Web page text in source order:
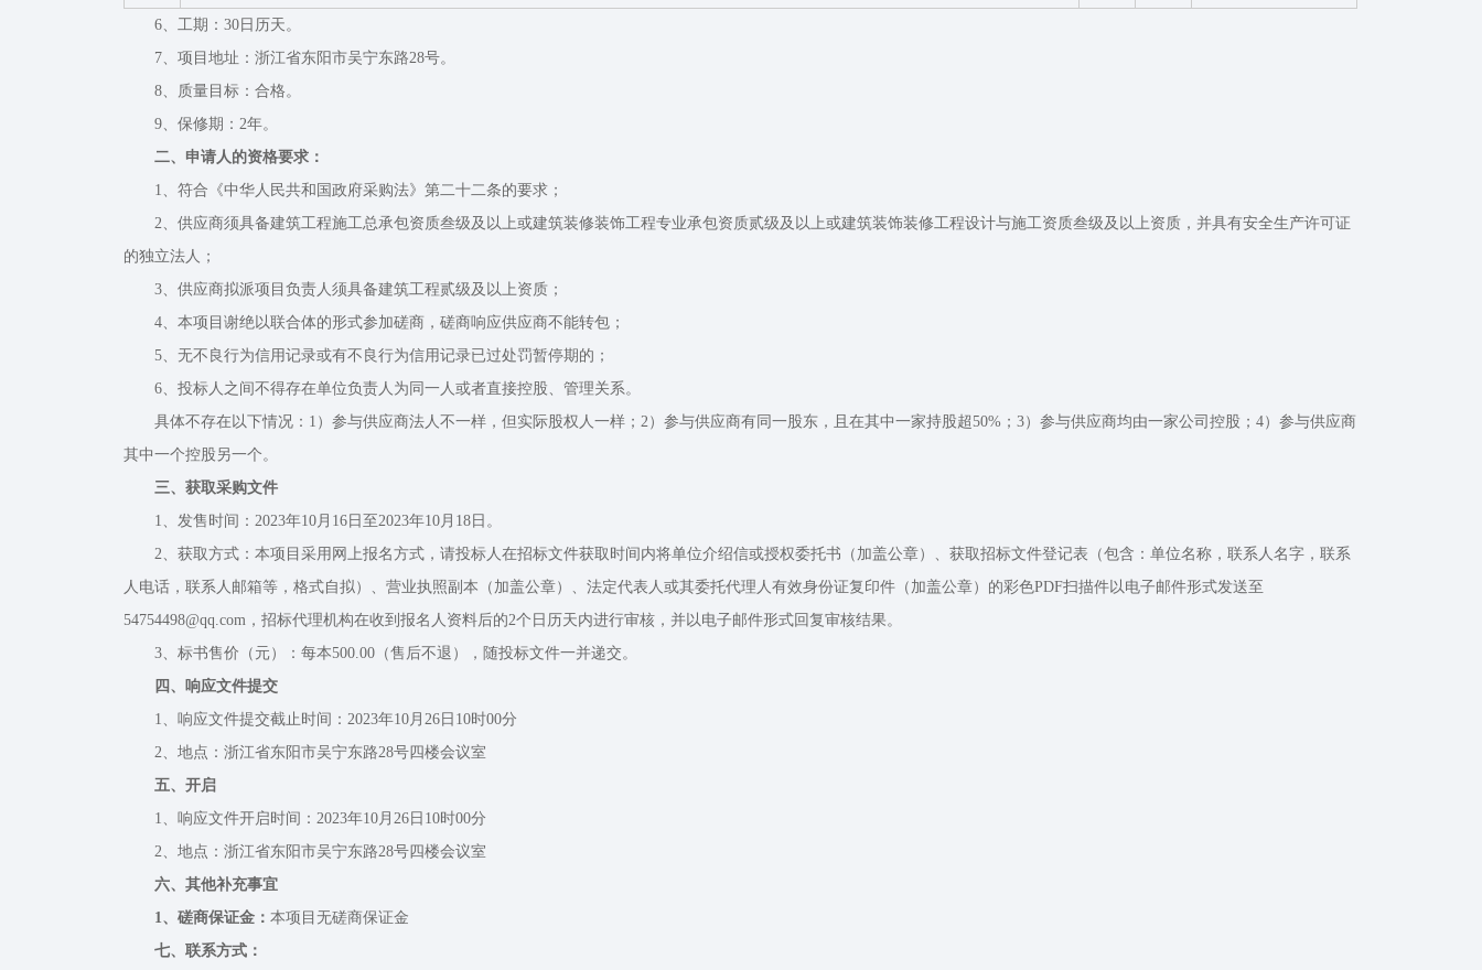
6、工期：30日历天。
7、项目地址：浙江省东阳市吴宁东路28号。
8、质量目标：合格。
9、保修期：2年。
二、申请人的资格要求：
1、符合《中华人民共和国政府采购法》第二十二条的要求；
2、供应商须具备建筑工程施工总承包资质叁级及以上或建筑装修装饰工程专业承包资质贰级及以上或建筑装饰装修工程设计与施工资质叁级及以上资质，并具有安全生产许可证
的独立法人；
3、供应商拟派项目负责人须具备建筑工程贰级及以上资质；
4、本项目谢绝以联合体的形式参加磋商，磋商响应供应商不能转包；
5、无不良行为信用记录或有不良行为信用记录已过处罚暂停期的；
6、投标人之间不得存在单位负责人为同一人或者直接控股、管理关系。
具体不存在以下情况：1）参与供应商法人不一样，但实际股权人一样；2）参与供应商有同一股东，且在其中一家持股超50%；3）参与供应商均由一家公司控股；4）参与供应商
其中一个控股另一个。
三、获取采购文件
1、发售时间：2023年10月16日至2023年10月18日。
2、获取方式：本项目采用网上报名方式，请投标人在招标文件获取时间内将单位介绍信或授权委托书（加盖公章）、获取招标文件登记表（包含：单位名称，联系人名字，联系
人电话，联系人邮箱等，格式自拟）、营业执照副本（加盖公章）、法定代表人或其委托代理人有效身份证复印件（加盖公章）的彩色PDF扫描件以电子邮件形式发送至
54754498@qq.com，招标代理机构在收到报名人资料后的2个日历天内进行审核，并以电子邮件形式回复审核结果。
3、标书售价（元）：每本500.00（售后不退），随投标文件一并递交。
四、响应文件提交
1、响应文件提交截止时间：2023年10月26日10时00分
2、地点：浙江省东阳市吴宁东路28号四楼会议室
五、开启
1、响应文件开启时间：2023年10月26日10时00分
2、地点：浙江省东阳市吴宁东路28号四楼会议室
六、其他补充事宜
1、磋商保证金： 本项目无磋商保证金
七、联系方式：